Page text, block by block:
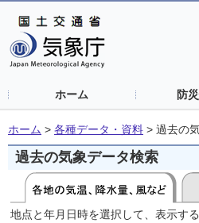
ホーム 防
ホーム > 各種データ・資料 > 過去の
過去の気象データ検索
地点と年月日時を選択して、表示す